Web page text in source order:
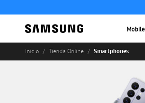
Mobile
Inicio Tienda Online Smartphones